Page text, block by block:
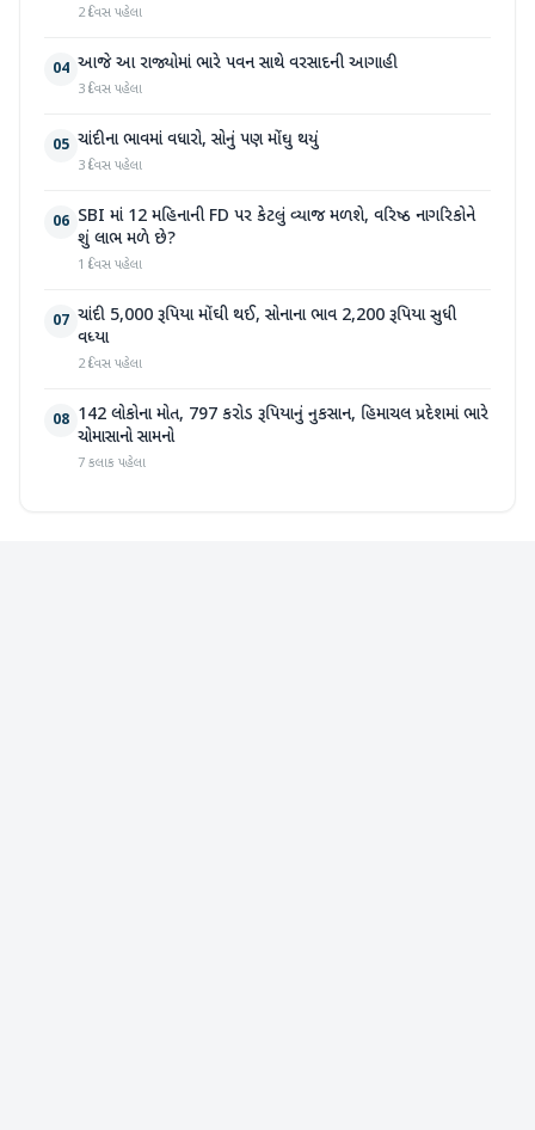
2 દિવસ પહેલા
04 આજે આ રાજ્યોમાં ભારે પવન સાથે વરસાદની આગાહી
3 દિવસ પહેલા
05 ચાંદીના ભાવમાં વધારો, સોનું પણ મોંઘુ થયું
3 દિવસ પહેલા
06 SBI માં 12 મહિનાની FD પર કેટલું વ્યાજ મળશે, વરિષ્ઠ નાગરિકોને
શું લાભ મળે છે?
1 દિવસ પહેલા
07 ચાંદી 5,000 રૂપિયા મોંઘી થઈ, સોનાના ભાવ 2,200 રૂપિયા સુધી
વધ્યા
2 દિવસ પહેલા
08 142 લોકોના મોત, 797 કરોડ રૂપિયાનું નુકસાન, હિમાચલ પ્રદેશમાં ભારે
ચોમાસાનો સામનો
7 કલાક પહેલા